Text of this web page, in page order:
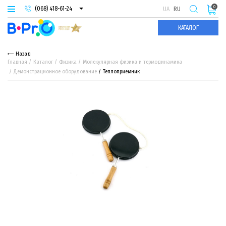
(068) 418-61-24
(093) 974-66-94
(095) 987-29-55
UA RU
КАТАЛОГ
0
Назад
Главная
Каталог Физика
Молекулярная физика и термодинамика
Демонстрационное оборудование
Теплоприемник